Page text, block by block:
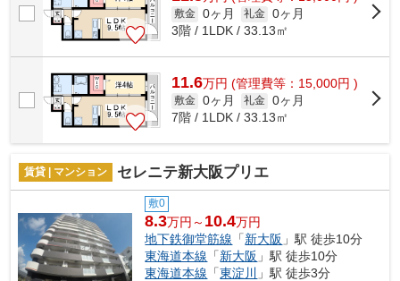
敷金 0ヶ月 礼金 0ヶ月
3階 / 1LDK / 33.13㎡
11.6万円 (管理費等：15,000円 )
敷金 0ヶ月 礼金 0ヶ月
7階 / 1LDK / 33.13㎡
賃貸 | マンション セレニテ新大阪プリエ
敷0
8.3万円～ 10.4万円
地下鉄御堂筋線 「新大阪 」駅 徒歩10分
東海道本線 「新大阪 」駅 徒歩10分
東海道本線 「東淀川
」駅 徒歩3分